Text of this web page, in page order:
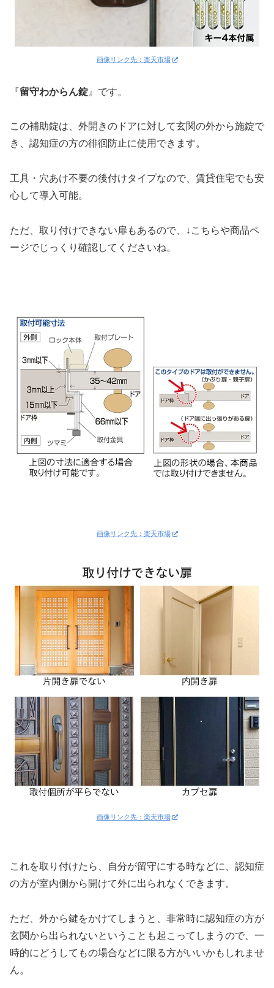
画像リンク先：楽天市場
『留守わからん錠 』です。
この補助錠は、外開きのドアに対して玄関の外から施錠で
き、認知症の方の徘徊防止に使用できます。
工具・穴あけ不要の後付けタイプなので、賃貸住宅でも安
心して導入可能。
ただ、取り付けできない扉もあるので、↓こちらや商品ペ
ージでじっくり確認してくださいね。
画像リンク先：楽天市場
画像リンク先：楽天市場
これを取り付けたら、自分が留守にする時などに、認知症
の方が室内側から開けて外に出られなくできます。
ただ、外から鍵をかけてしまうと、非常時に認知症の方が
玄関から出られないということも起こってしまうので、一
時的にどうしてもの場合などに限る方がいいかもしれませ
ん。